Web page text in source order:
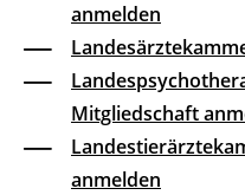
anmelden
Mitgliedschaft
anmelden